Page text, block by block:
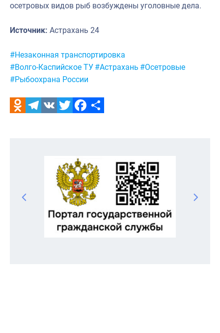
осетровых видов рыб возбуждены уголовные дела.
Источник: Астрахань 24
Метки:
#Незаконная транспортировка
#Волго-Каспийское ТУ #Астрахань #Осетровые
#Рыбоохрана России